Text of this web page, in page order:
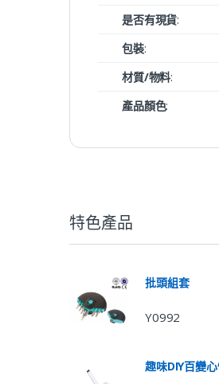
是否有現貨:
包裝:
材質/物料:
產品顏色:
特色產品
批頭組套
Y0992
趣味DIY百變